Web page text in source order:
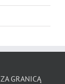
GRANICĄ